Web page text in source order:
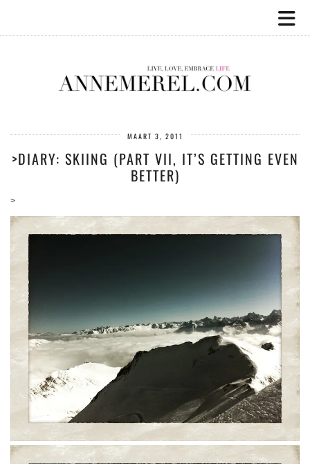
MAART 3, 2011
>DIARY: SKIING (PART VII, IT’S GETTING EVEN
BETTER)
>